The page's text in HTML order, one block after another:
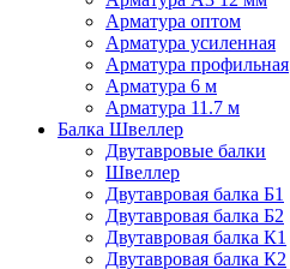
Арматура оптом
Арматура усиленная
Арматура профильная
Арматура 6 м
Арматура 11.7 м
Балка Швеллер
Двутавровые балки
Швеллер
Двутавровая балка Б1
Двутавровая балка Б2
Двутавровая балка К1
Двутавровая балка К2